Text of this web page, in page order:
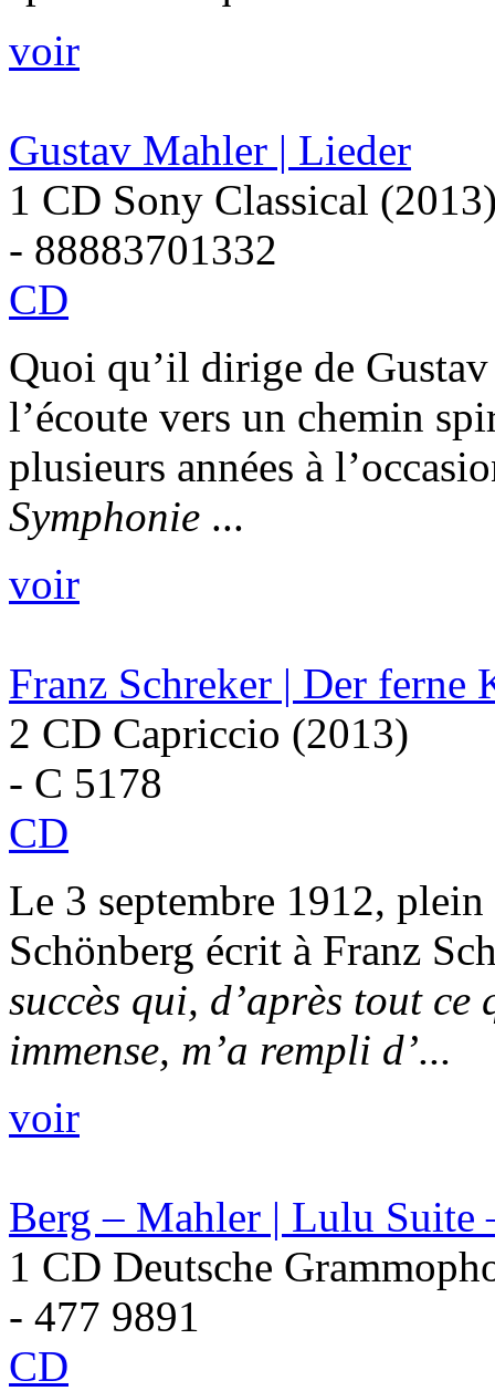
voir
Gustav Mahler | Lieder
1 CD Sony Classical
- 88883701332
CD
Quoi qu’il dirige de
l’écoute vers un chemin
plusieurs années à
Symphonie ...
voir
Franz Schreker | Der ferne
2 CD Capriccio (2013)
- C 5178
CD
Le 3 septembre 1912,
Schönberg écrit à Franz
succès qui, d’après tout ce
immense, m’a rempli d’...
voir
Berg – Mahler | Lulu Suite
1 CD Deutsche
- 477 9891
CD